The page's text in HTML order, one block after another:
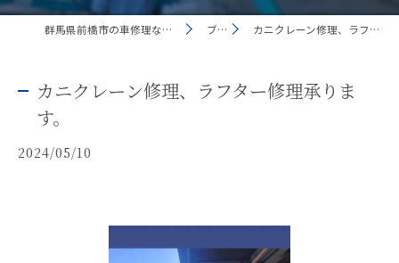
群馬県前橋市の車修理なら有限会社福島重車輛 ブログ カニクレーン修理、ラフター修理承ります。
カニクレーン修理、ラフター修理承りま
す。
2024/05/10